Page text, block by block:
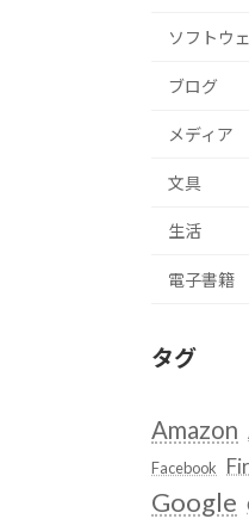
ソフトウ
ブログ
メディア
文具
生活
電子書籍
タグ
Amazon
Facebook
Google